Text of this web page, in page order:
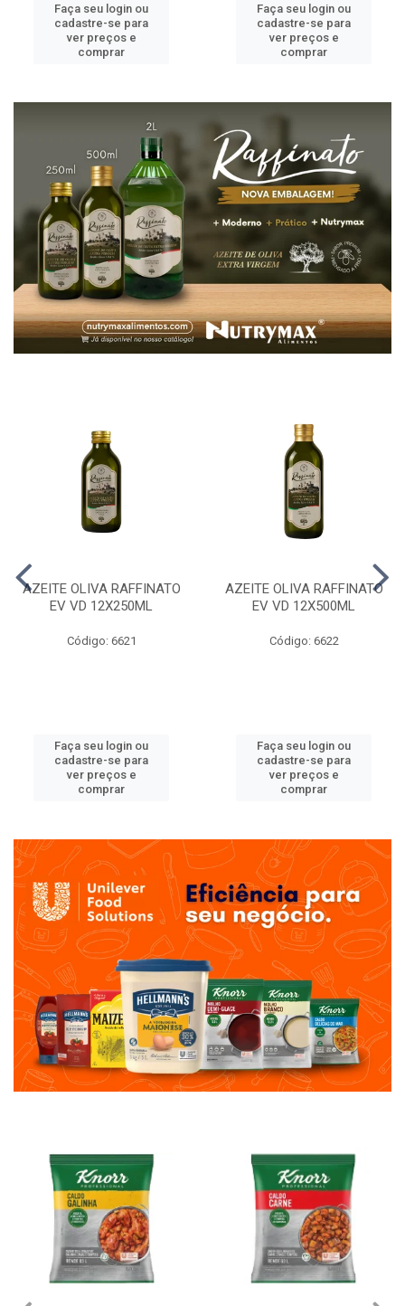
Faça seu login ou
cadastre-se para
ver preços e
comprar
Faça seu login ou
cadastre-se para
ver preços e
comprar
AZEITE OLIVA RAFFINATO
EV VD 12X250ML
Código: 6621
Faça seu login ou
cadastre-se para
ver preços e
comprar
AZEITE OLIVA RAFFINATO
EV VD 12X500ML
Código: 6622
Faça seu login ou
cadastre-se para
ver preços e
comprar